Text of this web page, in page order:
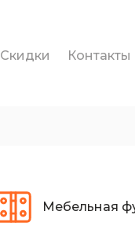
Скидки Контакты
Мебельная